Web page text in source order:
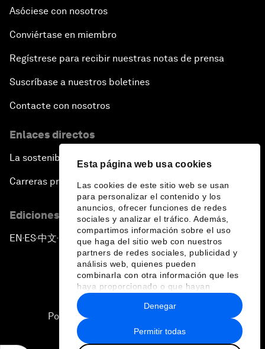
Esta página web usa cookies
Las cookies de este sitio web se usan
para personalizar el contenido y los
anuncios, ofrecer funciones de redes
sociales y analizar el tráfico. Además,
compartimos información sobre el uso
que haga del sitio web con nuestros
partners de redes sociales, publicidad y
análisis web, quienes pueden
combinarla con otra información que les
haya proporcionado o que hayan
recopilado a partir del uso que haya
hecho de sus servicios.
Permitir todas
Denegar
Asóciese con nosotros
Conviértase en miembro
Regístrese para recibir nuestras notas de prensa
Suscríbase a nuestros boletines
Contacte con nosotros
Enlaces directos
La sostenibilidad en el Foro
Carreras profesionales
Ediciones en otros idiomas
EN ▪ES▪中文▪ 日本語
Política de privacidad y normas de uso
Sitemap